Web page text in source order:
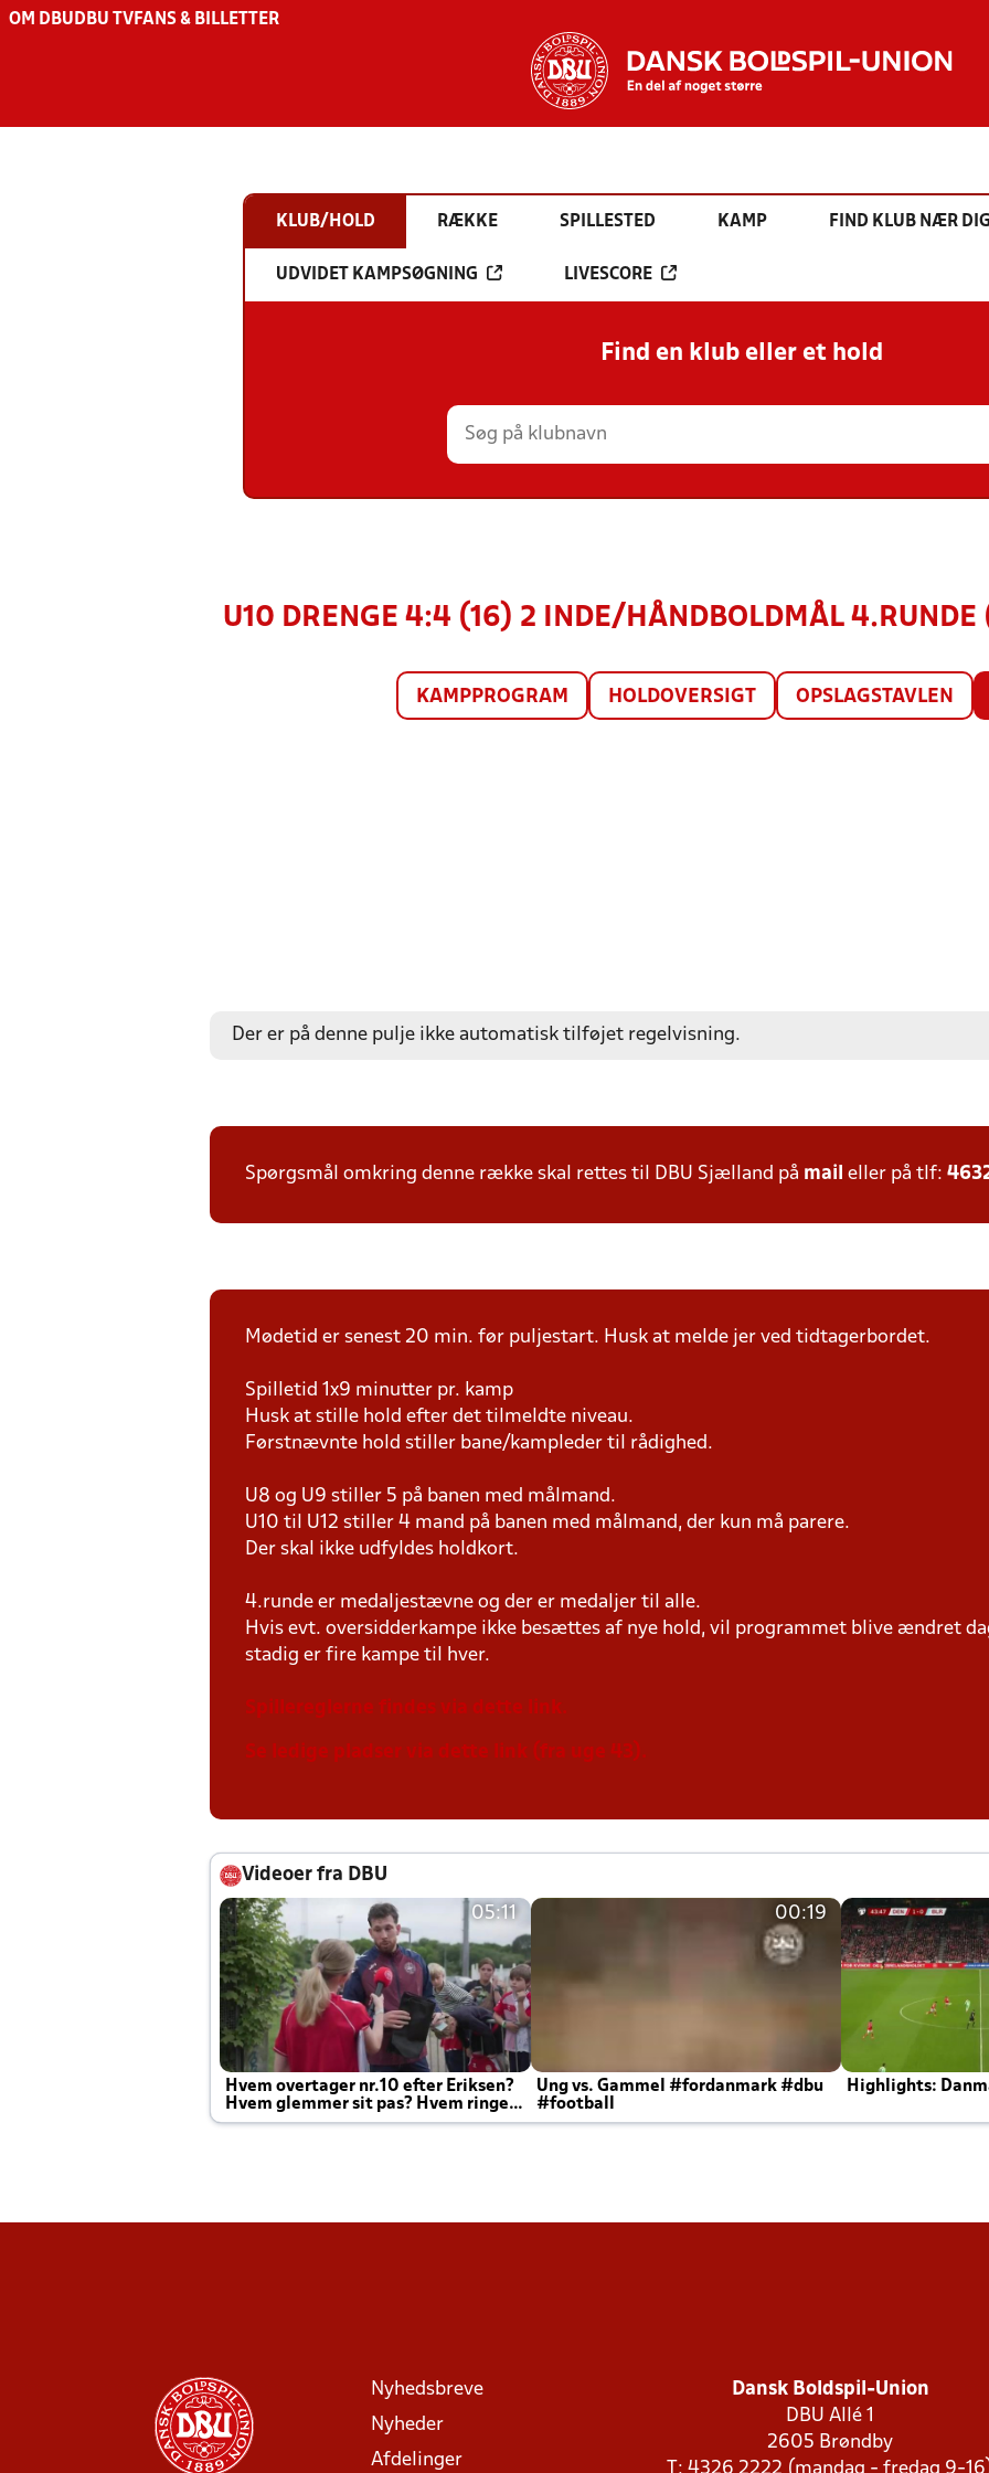
OM DBU DBU TV FANS & BILLETTER
KLUB/HOLD RÆKKE SPILLESTED KAMP FIND KLUB NÆR DIG
UDVIDET KAMPSØGNING LIVESCORE
Find en klub eller et hold
U10 DRENGE 4:4 (16) 2 INDE/HÅNDBOLDMÅL
KAMPPROGRAM HOLDOVERSIGT OPSLAGSTAVLEN
Der er på denne pulje ikke automatisk tilføjet regelvisning.
Spørgsmål omkring denne række skal rettes til DBU Sjælland på mail eller på tlf:
Mødetid er senest 20 min. før puljestart. Husk at melde jer ved tidtagerbordet.
Spilletid 1x9 minutter pr. kamp
Husk at stille hold efter det tilmeldte niveau.
Førstnævnte hold stiller bane/kampleder til rådighed.
U8 og U9 stiller 5 på banen med målmand.
U10 til U12 stiller 4 mand på banen med målmand, der kun må parere.
Der skal ikke udfyldes holdkort.
4.runde er medaljestævne og der er medaljer til alle.
Hvis evt. oversidderkampe ikke besættes af nye hold, vil programmet blive ændret
stadig er fire kampe til hver.
Spillereglerne findes via dette link.
Se ledige pladser via dette link (fra uge 43).
Videoer fra DBU
05:11
Hvem overtager nr.10 efter Eriksen?
Hvem glemmer sit pas? Hvem ringer
Joachim altid til efter kampe?
00:19
Ung vs. Gammel #fordanmark #dbu
#football
Highlights:
Nyhedsbreve
Nyheder
Afdelinger
Dansk Boldspil-Union
DBU Allé 1
2605 Brøndby